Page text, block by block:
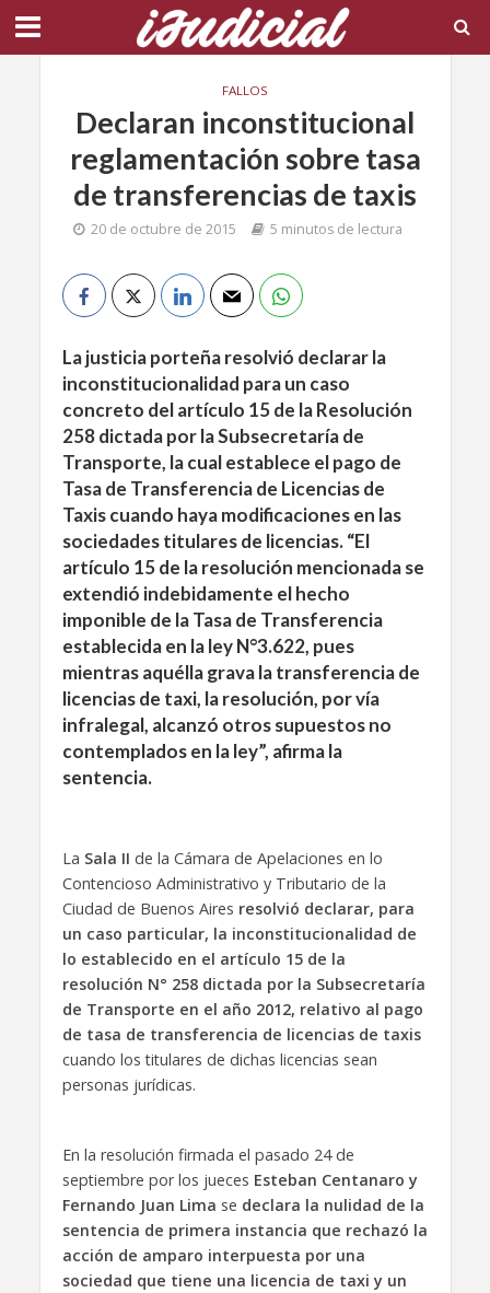
FALLOS
Declaran inconstitucional
reglamentación sobre tasa
de transferencias de taxis
20 de octubre de 2015 5 minutos de lectura
La justicia porteña resolvió declarar la
inconstitucionalidad para un caso
concreto del artículo 15 de la Resolución
258 dictada por la Subsecretaría de
Transporte, la cual establece el pago de
Tasa de Transferencia de Licencias de
Taxis cuando haya modificaciones en las
sociedades titulares de licencias. “El
artículo 15 de la resolución mencionada se
extendió indebidamente el hecho
imponible de la Tasa de Transferencia
establecida en la ley N°3.622, pues
mientras aquélla grava la transferencia de
licencias de taxi, la resolución, por vía
infralegal, alcanzó otros supuestos no
contemplados en la ley”, afirma la
sentencia.
La Sala II de la Cámara de Apelaciones en lo
Contencioso Administrativo y Tributario de la
Ciudad de Buenos Aires resolvió declarar, para
un caso particular, la inconstitucionalidad de
lo establecido en el artículo 15 de la
resolución N° 258 dictada por la Subsecretaría
de Transporte en el año 2012, relativo al pago
de tasa de transferencia de licencias de taxis
cuando los titulares de dichas licencias sean
personas jurídicas.
En la resolución firmada el pasado 24 de
septiembre por los jueces Esteban Centanaro y
Fernando Juan Lima se declara la nulidad de la
sentencia de primera instancia que rechazó la
acción de amparo interpuesta por una
sociedad que tiene una licencia de taxi y un